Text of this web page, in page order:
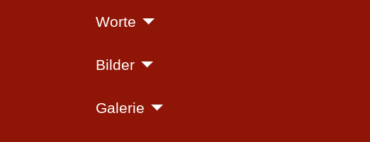
Worte
Bilder
Galerie